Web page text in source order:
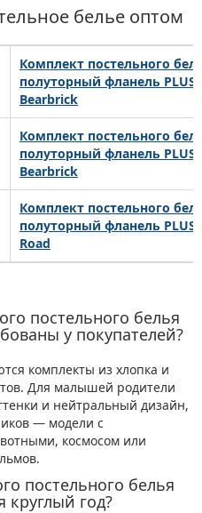
белье оптом
Комплект постельного
полуторный фланель PLUS
Bearbrick
Комплект постельного
полуторный фланель PLUS
Bearbrick
Комплект постельного
полуторный фланель PLUS
Road
постельного белья
у покупателей?
комплекты из хлопка и
Для малышей родители
и нейтральный дизайн,
— модели с
космосом или
постельного белья
год?